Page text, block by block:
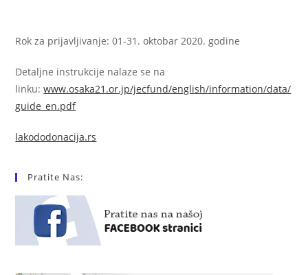
Rok za prijavljivanje: 01-31. oktobar 2020. godine
Detaljne instrukcije nalaze se na
linku:www.osaka21.or.jp/jecfund/english/information/data/
guide_en.pdf
lakododonacija.rs
Pratite Nas: